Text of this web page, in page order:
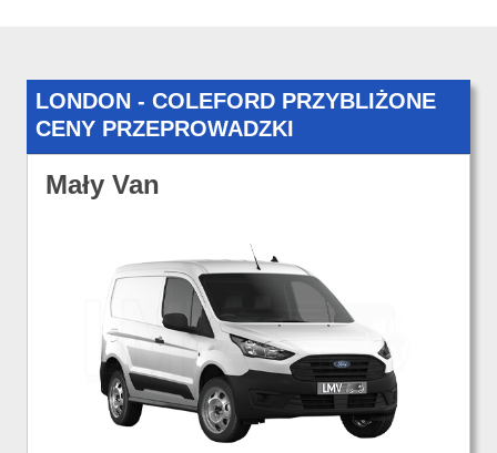
LONDON - COLEFORD PRZYBLIŻONE
CENY PRZEPROWADZKI
Mały Van